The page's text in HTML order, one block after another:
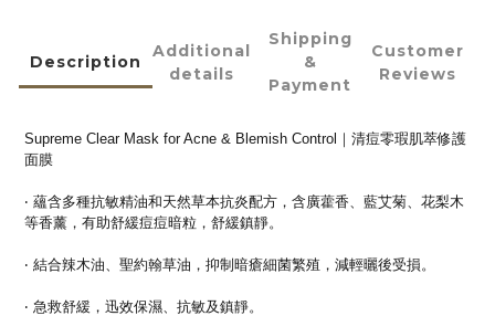
Description
Additional
details
Shipping
&
Payment
Customer
Reviews
Supreme Clear Mask for Acne & Blemish Control｜清痘零瑕肌萃修護
面膜
‧ 蘊含多種抗敏精油和天然草本抗炎配方，含廣藿香、藍艾菊、花梨木
等香薰，有助舒緩痘痘暗粒，舒緩鎮靜。
‧ 結合辣木油、聖約翰草油，抑制暗瘡細菌繁殖，減輕曬後受損。
‧ 急救舒緩，迅效保濕、抗敏及鎮靜。